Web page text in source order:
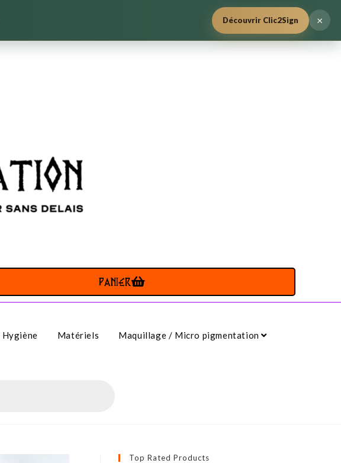
Découvrir Clic2Sign ×
PANIER
Hygiène Matériels Maquillage / Micro pigmentation
Top Rated Products